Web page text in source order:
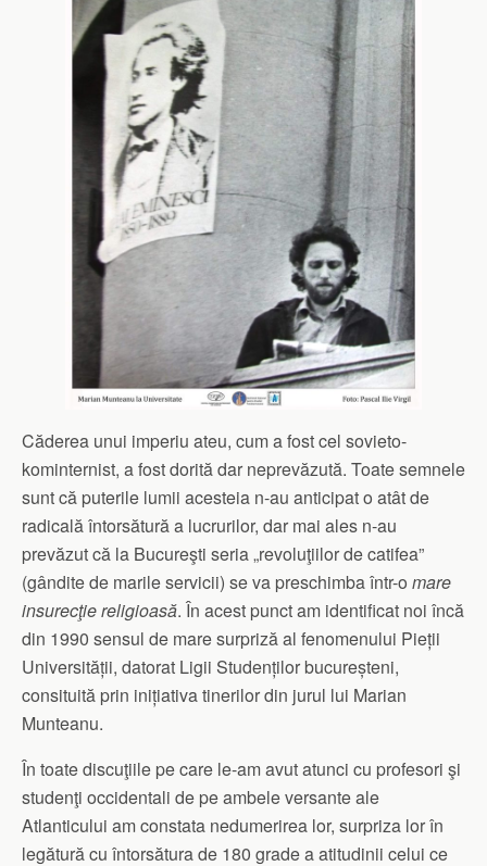
Căderea unui imperiu ateu, cum a fost cel sovieto-
kominternist, a fost dorită dar neprevăzută. Toate semnele
sunt că puterile lumii acesteia n-au anticipat o atât de
radicală întorsătură a lucrurilor, dar mai ales n-au
prevăzut că la Bucureşti seria „revoluţiilor de catifea”
(gândite de marile servicii) se va preschimba într-o mare
insurecţie religioasă. În acest punct am identificat noi încă
din 1990 sensul de mare surpriză al fenomenului Pieții
Universității, datorat Ligii Studenților bucureșteni,
consituită prin inițiativa tinerilor din jurul lui Marian
Munteanu.
În toate discuţiile pe care le-am avut atunci cu profesori şi
studenţi occidentali de pe ambele versante ale
Atlanticului am constata nedumerirea lor, surpriza lor în
legătură cu întorsătura de 180 grade a atitudinii celui ce